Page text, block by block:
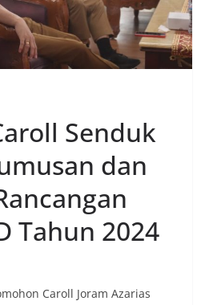
Senduk
dan
Tahun 2024
Caroll Joram Azarias